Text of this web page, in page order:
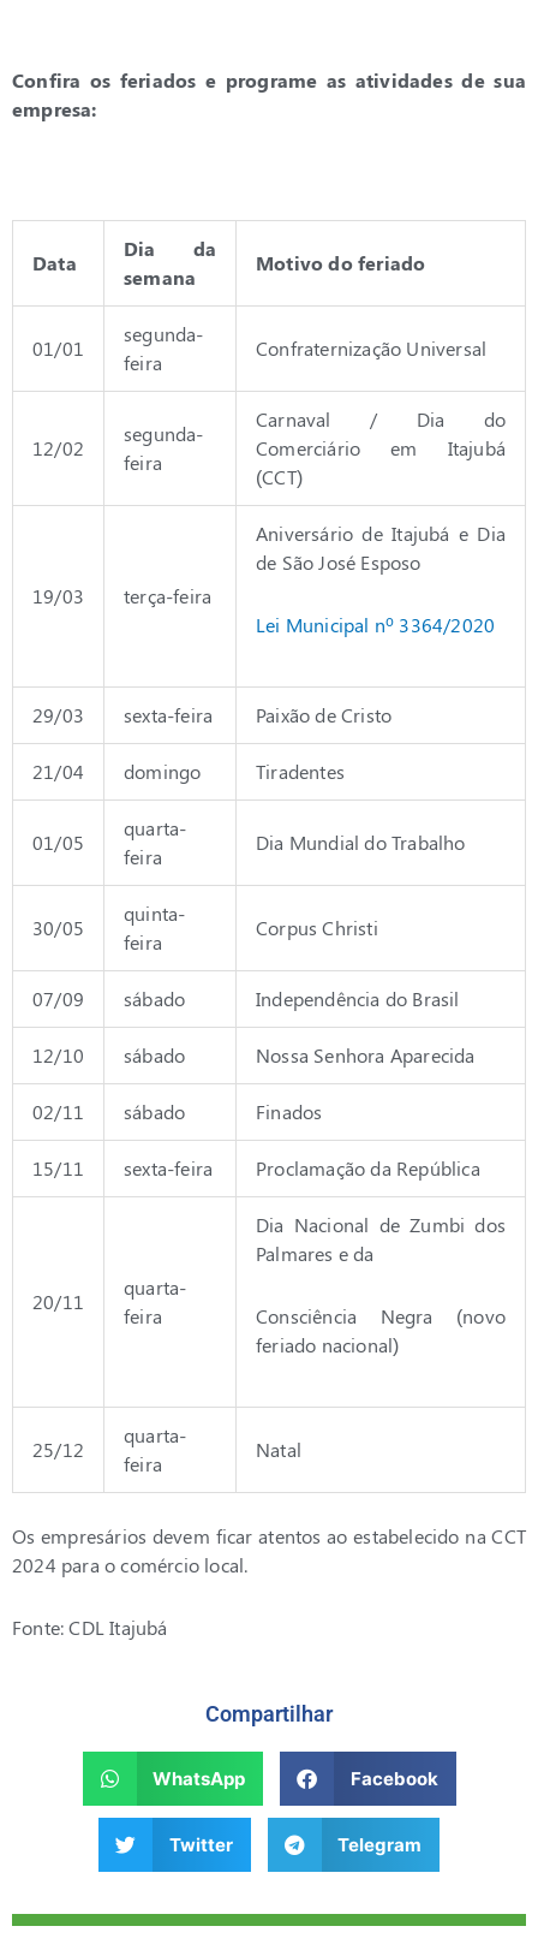
Confira os feriados e programe as atividades de sua
empresa:
Data
Dia da
semana
Motivo do feriado
01/01
segunda-
feira
Confraternização Universal
12/02
segunda-
feira
Carnaval / Dia do
Comerciário em Itajubá
(CCT)
19/03 terça-feira
Aniversário de Itajubá e Dia
de São José Esposo
Lei Municipal nº 3364/2020
29/03 sexta-feira Paixão de Cristo
21/04 domingo Tiradentes
01/05
quarta-
feira
Dia Mundial do Trabalho
30/05
quinta-
feira
Corpus Christi
07/09 sábado Independência do Brasil
12/10 sábado Nossa Senhora Aparecida
02/11 sábado Finados
15/11 sexta-feira Proclamação da República
20/11
quarta-
feira
Dia Nacional de Zumbi dos
Palmares e da
Consciência Negra (novo
feriado nacional)
25/12
quarta-
feira
Natal
Os empresários devem ficar atentos ao estabelecido na CCT
2024 para o comércio local.
Fonte: CDL Itajubá
Compartilhar
WhatsApp Facebook
Twitter Telegram